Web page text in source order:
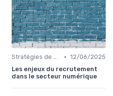
Stratégies de Recrutement Digital • 12/06/2025
Les enjeux du recrutement
dans le secteur numérique